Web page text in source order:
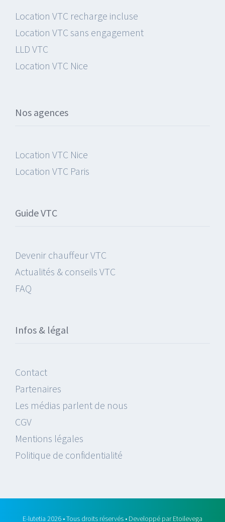
Location VTC recharge incluse
Location VTC sans engagement
LLD VTC
Location VTC Nice
Nos agences
Location VTC Nice
Location VTC Paris
Guide VTC
Devenir chauffeur VTC
Actualités & conseils VTC
FAQ
Infos & légal
Contact
Partenaires
Les médias parlent de nous
CGV
Mentions légales
Politique de confidentialité
E-lutetia 2026 • Tous droits réservés • Developpé parEtoilevega